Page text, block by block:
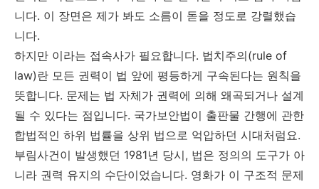
니다. 이 장면은 제가 봐도 소름이 돋을 정도로 강렬했습
니다.
하지만 이라는 접속사가 필요합니다. 법치주의(rule of
law)란 모든 권력이 법 앞에 평등하게 구속된다는 원칙을
뜻합니다. 문제는 법 자체가 권력에 의해 왜곡되거나 설계
될 수 있다는 점입니다. 국가보안법이 출판물 간행에 관한
합법적인 하위 법률을 상위 법으로 억압하던 시대처럼요.
부림사건이 발생했던 1981년 당시, 법은 정의의 도구가 아
니라 권력 유지의 수단이었습니다. 영화가 이 구조적 문제